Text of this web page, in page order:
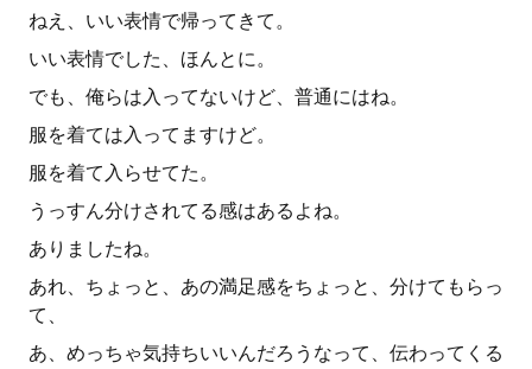
ねえ、いい表情で帰ってきて。
いい表情でした、ほんとに。
でも、俺らは入ってないけど、普通にはね。
服を着ては入ってますけど。
服を着て入らせてた。
うっすん分けされてる感はあるよね。
ありましたね。
あれ、ちょっと、あの満足感をちょっと、分けてもらっ
て、
あ、めっちゃ気持ちいいんだろうなって、伝わってくる